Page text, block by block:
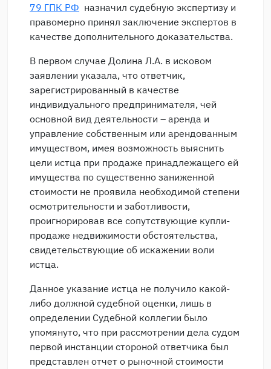
79 ГПК РФ назначил судебную экспертизу и
правомерно принял заключение экспертов в
качестве дополнительного доказательства.
В первом случае Долина Л.А. в исковом
заявлении указала, что ответчик,
зарегистрированный в качестве
индивидуального предпринимателя, чей
основной вид деятельности – аренда и
управление собственным или арендованным
имуществом, имея возможность выяснить
цели истца при продаже принадлежащего ей
имущества по существенно заниженной
стоимости не проявила необходимой степени
осмотрительности и заботливости,
проигнорировав все сопутствующие купли-
продаже недвижимости обстоятельства,
свидетельствующие об искажении воли
истца.
Данное указание истца не получило какой-
либо должной судебной оценки, лишь в
определении Судебной коллегии было
упомянуто, что при рассмотрении дела судом
первой инстанции стороной ответчика был
представлен отчет о рыночной стоимости